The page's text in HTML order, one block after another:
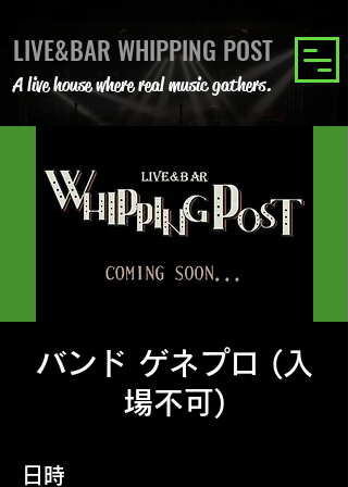
LIVE&BAR WHIPPING POST
A live house where real music gathers.
バンド ゲネプロ (入
場不可)
日時